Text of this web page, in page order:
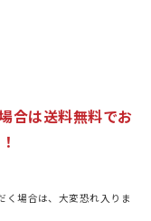
合は送料無料でお
く場合は、大変恐れ入りま